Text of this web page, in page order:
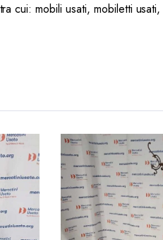
cui: mobili usati, mobiletti